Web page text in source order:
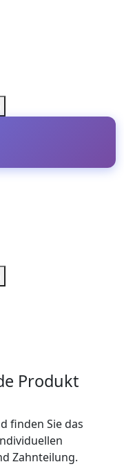
Produkt
finden Sie das
Zahnteilung.